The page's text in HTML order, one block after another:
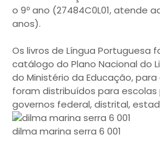
o 9º ano (27484C0L01, atende
anos).
Os livros de Língua Portuguesa
catálogo do Plano Nacional do
do Ministério da Educação, para
foram distribuídos para escolas
governos federal, distrital,
dilma marina serra 6 001